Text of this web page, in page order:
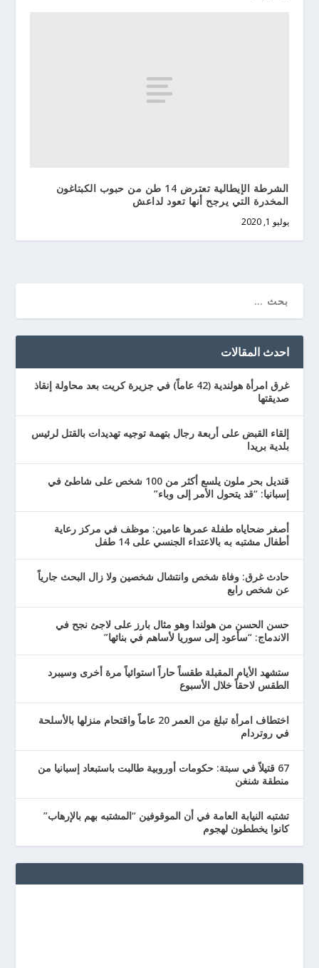
الشرطة الإيطالية تعترض 14 طن من حبوب الكبتاغون
المخدرة التي يرجح أنها تعود لداعش
يوليو 1, 2020
احدث المقالات
غرق امرأة هولندية (42 عاماً) في جزيرة كريت بعد محاولة إنقاذ
صديقتها
إلقاء القبض على أربعة رجال بتهمة توجيه تهديدات بالقتل لرئيس
بلدية بريدا
قنديل بحر ملون يلسع أكثر من 100 شخص على شاطئ في
إسبانيا: “قد يتحول الأمر إلى وباء”
أصغر ضحاياه طفلة عمرها عامين: موظف في مركز رعاية
أطفال مشتبه به بالاعتداء الجنسي على 14 طفل
حادث غرق: وفاة شخص وانتشال شخصين ولا زال البحث جارياً
عن شخص رابع
حسن الحسن من هولندا وهو مثال بارز على لاجئ نجح في
الاندماج: “سأعود إلى سوريا لأساهم في بنائها”
ستشهد الأيام المقبلة طقساً حاراً استوائياً مرة أخرى وسيبرد
الطقس لاحقاً خلال الأسبوع
اختطاف امرأة تبلغ من العمر 20 عاماً واقتحام منزلها بالأسلحة
في روتردام
67 قتيلاً في سبتة: حكومات أوروبية طالبت باستبعاد إسبانيا من
منطقة شنغن
تشتبه النيابة العامة في أن الموقوفين “المشتبه بهم بالإرهاب”
كانوا يخططون لهجوم